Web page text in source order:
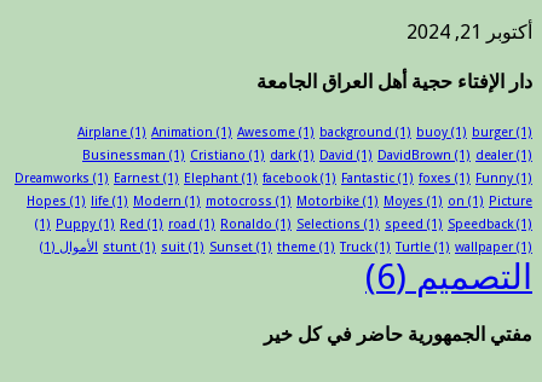
أكتوبر 21, 2024
دار الإفتاء حجية أهل العراق الجامعة
Airplane (1) Animation (1) Awesome (1) background (1) buoy (1) burger (1)
Businessman (1) Cristiano (1) dark(1) David (1) DavidBrown (1) dealer (1)
Dreamworks (1) Earnest (1) Elephant (1) facebook(1) Fantastic (1) foxes (1) Funny (1)
Hopes (1) life (1) Modern (1) motocross (1) Motorbike (1) Moyes (1) on (1) Picture
(1) Puppy (1) Red (1) road (1) Ronaldo (1) Selections (1) speed (1) Speedback(1)
stunt (1) suit (1) Sunset (1) theme (1) Truck(1) Turtle (1) wallpaper (1) الأموال (1)
التصميم (6)
مفتي الجمهورية حاضر في كل خير